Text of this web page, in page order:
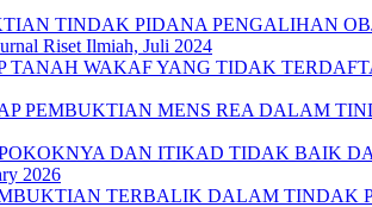
TINDAK PIDANA PENGALIHAN
Riset Ilmiah, Juli 2024
WAKAF YANG TIDAK
PEMBUKTIAN MENS REA DALAM
DAN ITIKAD TIDAK BAIK
2026
TERBALIK DALAM TINDAK